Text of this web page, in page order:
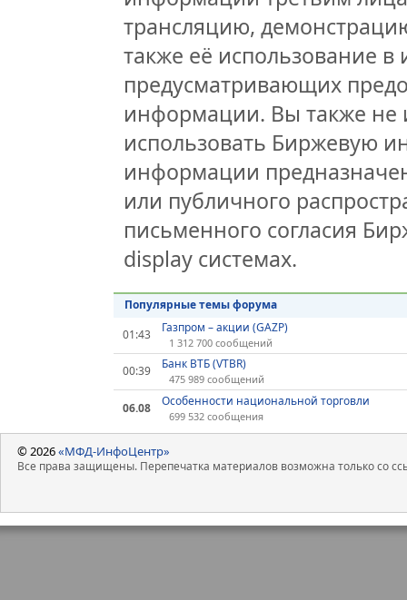
трансляцию,
также её использование
предусматривающих
информации. Вы также не
использовать Биржевую
информации
или публичного
письменного согласия
display системах.
Популярные темы форума
01:43
Газпром – акции (GAZP)
1 312 700 сообщений
00:39 Банк ВТБ (VTBR)
475 989 сообщений
06.08 Особенности национальной торговли
699 532 сообщения
© 2026«МФД-ИнфоЦентр»
Все права защищены. Перепечатка материалов возможна только со